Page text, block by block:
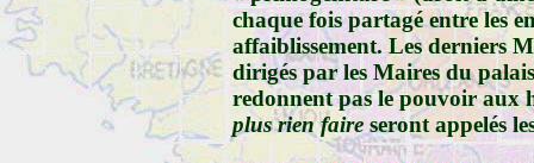
chaque fois partagé entre les
affaiblissement. Les derniers
dirigés par les Maires du
redonnent pas le pouvoir aux
plus rien faire seront appelés